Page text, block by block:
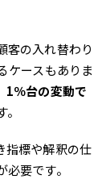
客の入れ替わり
ケースもありま
1％台の変動で
指標や解釈の仕
要です。